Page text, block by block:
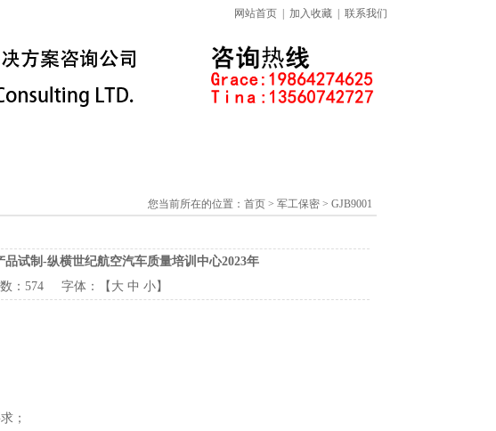
网站首页 加入收藏 联系我们
您当前所在的位置： 首页> 军工保密 > GJB9001
试制-纵横世纪航空汽车质量培训中心2023年
： 574 字体：【 大 中 小】
；